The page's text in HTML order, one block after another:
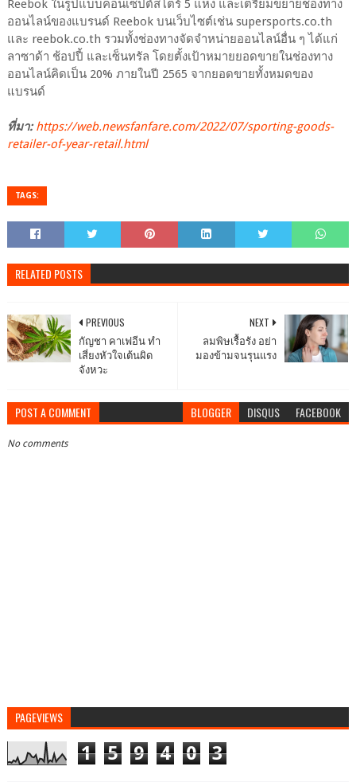
Reebok ในรูปแบบคอนเซ็ปต์สโตร์ 5 แห่ง และเตรียมขยายช่องทาง
ออนไลน์ของแบรนด์ Reebok บนเว็บไซต์เช่น supersports.co.th
และ reebok.co.th รวมทั้งช่องทางจัดจำหน่ายออนไลน์อื่น ๆ ได้แก่
ลาซาด้า ช้อปปี้ และเซ็นทรัล โดยตั้งเป้าหมายยอดขายในช่องทาง
ออนไลน์คิดเป็น 20% ภายในปี 2565 จากยอดขายทั้งหมดของ
แบรนด์
ที่มา: https://web.newsfanfare.com/2022/07/sporting-goods-
retailer-of-year-retail.html
TAGS:
RELATED POSTS
NEXT
ลมพิษเรื้อรัง อย่า
มองข้ามจนรุนแรง
PREVIOUS
กัญชา คาเฟอีน ทำ
เสี่ยงหัวใจเต้นผิด
จังหวะ
POST A COMMENT BLOGGER DISQUS FACEBOOK
No comments
PAGEVIEWS
1 5 9 4 0 3